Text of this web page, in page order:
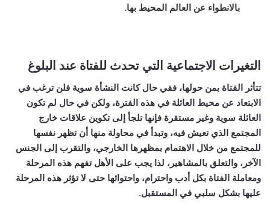
بالانطواء عن العالم المحيط بها.
التغيرات الاجتماعية التي تحدث للفتاة عند البلوغ
تتأثر الفتاة بمن حولها، ففي حال كانت النشأة سوية فلن ترغب في
الابتعاد عن محيط العائلة في هذه الفترة، ولكن في حال لم تكون
العائلة سوية وغير مستقرة فإنها تلجأ إلى تكوين علاقات خارج
المجتمع الذي تعيش فيه، وتبدأ في محاولة منها أن تظهر نفسها
للمجتمع من خلال الاهتمام بمظهرها الخارجي، والتقرب إلى الجنس
الآخر، والتعلق بالمشاهير، لذا يجب على الأهل تفهم هذه المرحلة
ومعاملة الفتاة بكل أدب واحترام، واحتوائها حتى لا تؤثر هذه المرحلة
عليها بشكل سلبي في المستقبل.